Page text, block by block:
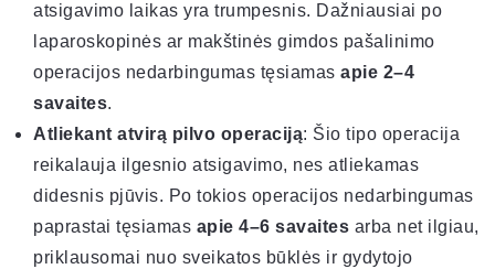
atsigavimo laikas yra trumpesnis. Dažniausiai po
laparoskopinės ar makštinės gimdos pašalinimo
operacijos nedarbingumas tęsiamas apie 2–4
savaites.
Atliekant atvirą pilvo operaciją: Šio tipo operacija
reikalauja ilgesnio atsigavimo, nes atliekamas
didesnis pjūvis. Po tokios operacijos nedarbingumas
paprastai tęsiamas apie 4–6 savaites arba net ilgiau,
priklausomai nuo sveikatos būklės ir gydytojo